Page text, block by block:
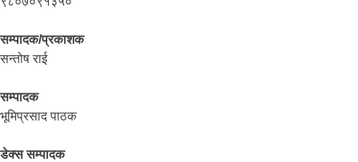
सम्पादक/प्रकाशक
सन्तोष राई
सम्पादक
भूमिप्रसाद पाठक
डेक्स सम्पादक